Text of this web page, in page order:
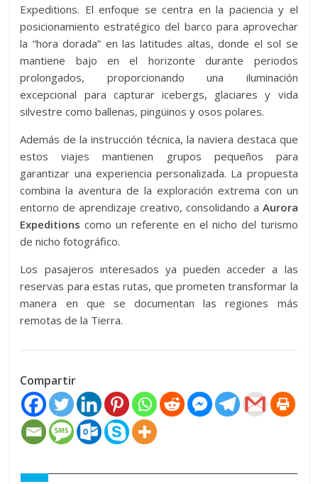
Expeditions. El enfoque se centra en la paciencia y el
posicionamiento estratégico del barco para aprovechar
la “hora dorada” en las latitudes altas, donde el sol se
mantiene bajo en el horizonte durante periodos
prolongados, proporcionando una iluminación
excepcional para capturar icebergs, glaciares y vida
silvestre como ballenas, pingüinos y osos polares.
Además de la instrucción técnica, la naviera destaca que
estos viajes mantienen grupos pequeños para
garantizar una experiencia personalizada. La propuesta
combina la aventura de la exploración extrema con un
entorno de aprendizaje creativo, consolidando a Aurora
Expeditions como un referente en el nicho del turismo
de nicho fotográfico.
Los pasajeros interesados ya pueden acceder a las
reservas para estas rutas, que prometen transformar la
manera en que se documentan las regiones más
remotas de la Tierra.
Compartir